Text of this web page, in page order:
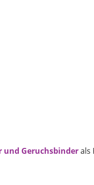
und Geruchsbinderals